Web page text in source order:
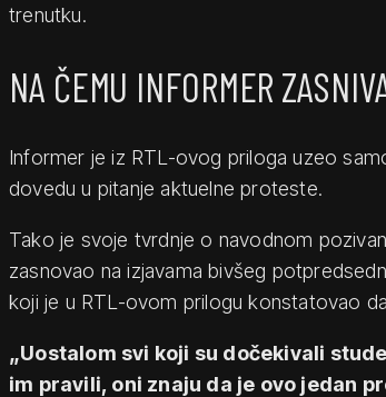
trenutku.
NA ČEMU INFORMER
Informer je iz RTL-ovog priloga uzeo
dovedu u pitanje aktuelne proteste.
Tako je svoje tvrdnje o navodnom
zasnovao na izjavama bivšeg
koji je u RTL-ovom prilogu konstatovao
„Uostalom svi koji su dočekivali
im pravili, oni znaju da je ovo jedan